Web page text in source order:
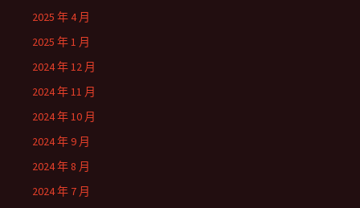
2025 年 4 月
2025 年 1 月
2024 年 12 月
2024 年 11 月
2024 年 10 月
2024 年 9 月
2024 年 8 月
2024 年 7 月